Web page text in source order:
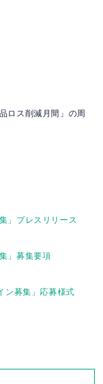
ロス削減月間」の周
」プレスリリース
」募集要項
ン募集」応募様式